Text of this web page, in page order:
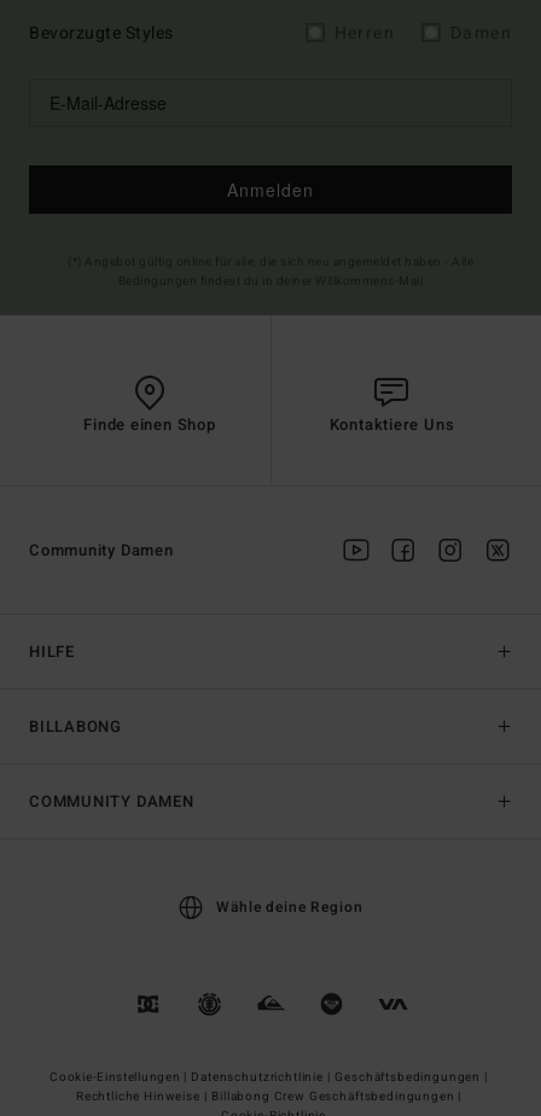
Bevorzugte Styles
Anmelden
Finde einen Shop Kontaktiere Uns
HILFE
BILLABONG
Community Damen
COMMUNITY DAMEN
Wähle deine Region
Cookie-Einstellungen | Datenschutzrichtlinie | Geschäftsbedingungen |
Rechtliche Hinweise | Billabong Crew Geschäftsbedingungen |